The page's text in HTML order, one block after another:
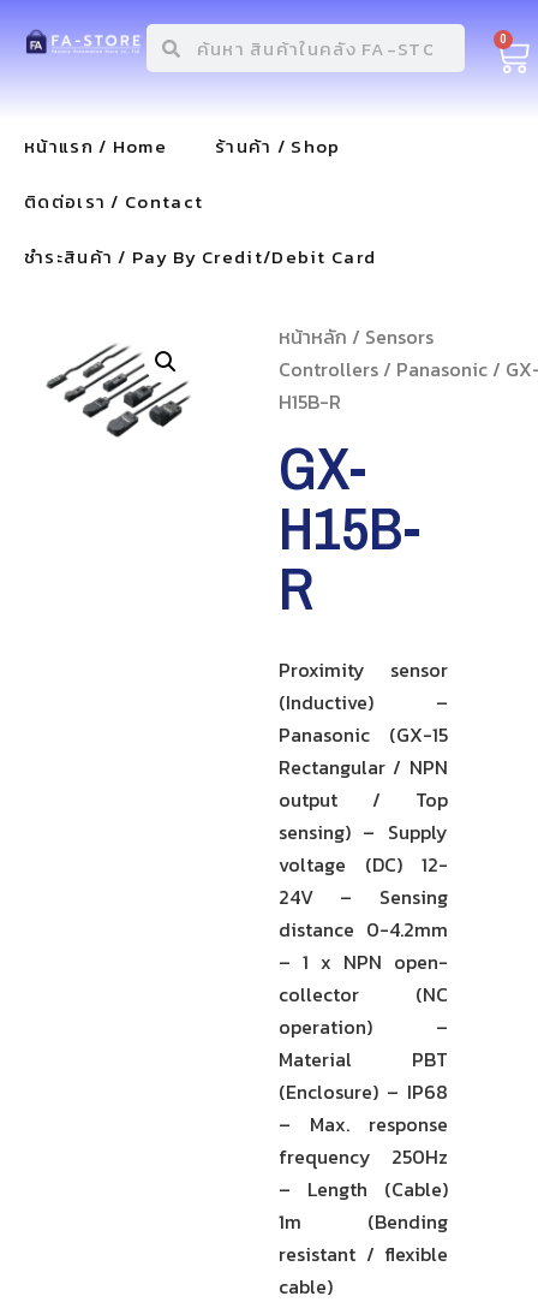
0
หน้าแรก / Home
ร้านค้า / Shop
ติดต่อเรา / Contact
ชำระสินค้า / Pay By Credit/Debit Card
หน้าหลัก / Sensors
Controllers/ Panasonic/
H15B-R
GX-
H15B-
R
Proximity sensor
(Inductive) –
Panasonic (GX-15
Rectangular / NPN
output / Top
sensing) – Supply
voltage (DC) 12-
24V – Sensing
distance 0-4.2mm
– 1 x NPN open-
collector (NC
operation) –
Material PBT
(Enclosure) – IP68
– Max. response
frequency 250Hz
– Length (Cable)
1m (Bending
resistant / flexible
cable)